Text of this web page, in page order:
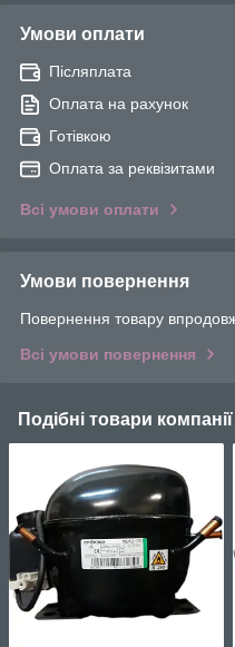
Умови оплати
Післяплата
Оплата на рахунок
Готівкою
Оплата за реквізитами
Всі умови оплати
Умови повернення
Повернення товару
Всі умови повернення
Подібні товари компанії